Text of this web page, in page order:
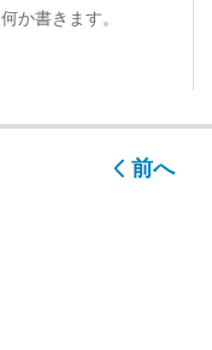
か書きます。
前へ